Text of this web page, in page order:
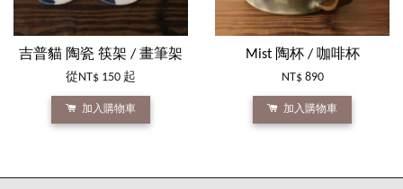
吉普貓 陶瓷 筷架 / 畫筆架
從 NT$ 150 起
加入購物車
Mist 陶杯 / 咖啡杯
NT$ 890
加入購物車